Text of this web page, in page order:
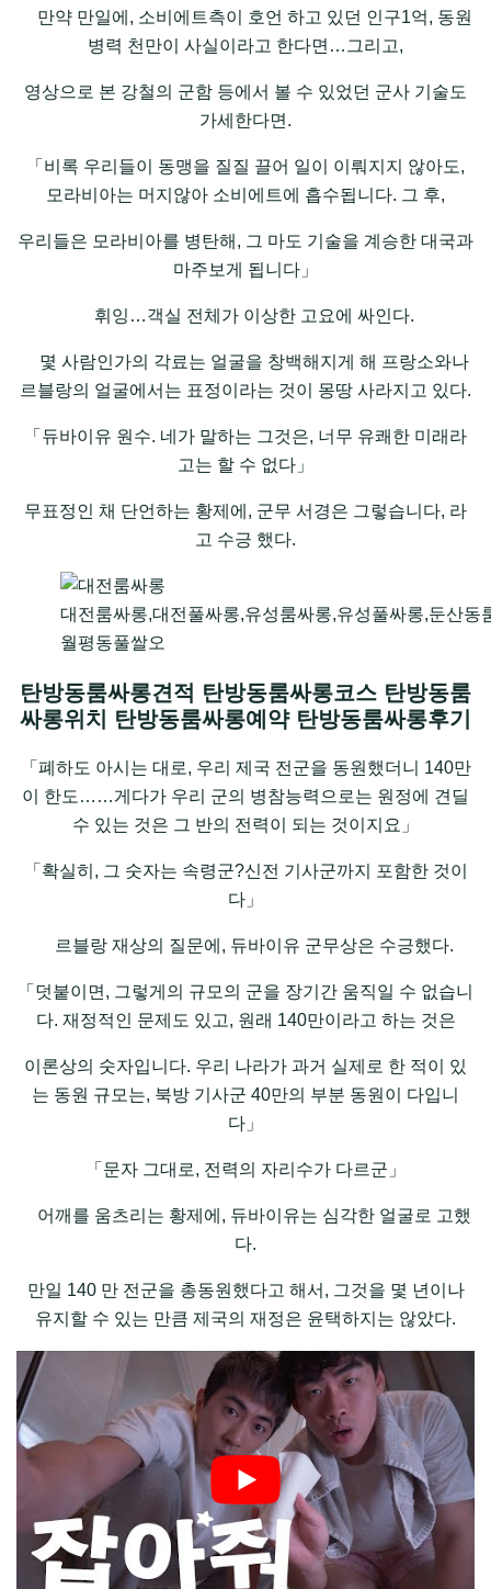
만약 만일에, 소비에트측이 호언 하고 있던 인구1억, 동원
병력 천만이 사실이라고 한다면…그리고,
영상으로 본 강철의 군함 등에서 볼 수 있었던 군사 기술도
가세한다면.
「비록 우리들이 동맹을 질질 끌어 일이 이뤄지지 않아도,
모라비아는 머지않아 소비에트에 흡수됩니다. 그 후,
우리들은 모라비아를 병탄해, 그 마도 기술을 계승한 대국과
마주보게 됩니다」
휘잉…객실 전체가 이상한 고요에 싸인다.
몇 사람인가의 각료는 얼굴을 창백해지게 해 프랑소와나
르블랑의 얼굴에서는 표정이라는 것이 몽땅 사라지고 있다.
「듀바이유 원수. 네가 말하는 그것은, 너무 유쾌한 미래라
고는 할 수 없다」
무표정인 채 단언하는 황제에, 군무 서경은 그렇습니다, 라
고 수긍 했다.
대전룸싸롱,대전풀싸롱,유성룸싸롱,유성풀싸롱,둔산동
월평동풀쌀오
탄방동룸싸롱견적 탄방동룸싸롱코스 탄방동룸
싸롱위치 탄방동룸싸롱예약 탄방동룸싸롱후기
「폐하도 아시는 대로, 우리 제국 전군을 동원했더니 140만
이 한도……게다가 우리 군의 병참능력으로는 원정에 견딜
수 있는 것은 그 반의 전력이 되는 것이지요」
「확실히, 그 숫자는 속령군?신전 기사군까지 포함한 것이
다」
르블랑 재상의 질문에, 듀바이유 군무상은 수긍했다.
「덧붙이면, 그렇게의 규모의 군을 장기간 움직일 수 없습니
다. 재정적인 문제도 있고, 원래 140만이라고 하는 것은
이론상의 숫자입니다. 우리 나라가 과거 실제로 한 적이 있
는 동원 규모는, 북방 기사군 40만의 부분 동원이 다입니
다」
「문자 그대로, 전력의 자리수가 다르군」
어깨를 움츠리는 황제에, 듀바이유는 심각한 얼굴로 고했
다.
만일 140 만 전군을 총동원했다고 해서, 그것을 몇 년이나
유지할 수 있는 만큼 제국의 재정은 윤택하지는 않았다.